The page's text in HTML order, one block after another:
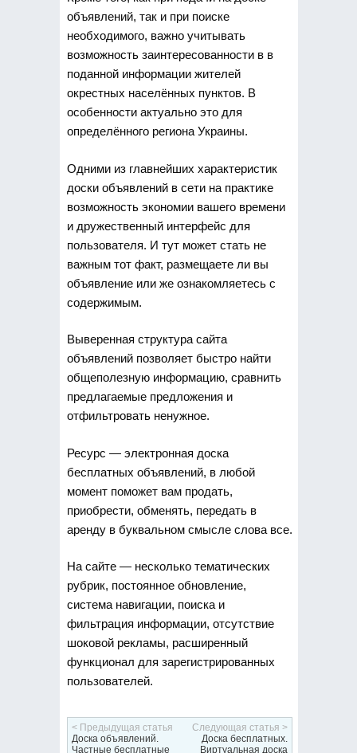
объявлений, так и при поиске
необходимого, важно учитывать
возможность заинтересованности в в
поданной информации жителей
окрестных населённых пунктов. В
особенности актуально это для
определённого региона Украины.
Одними из главнейших характеристик
доски объявлений в сети на практике
возможность экономии вашего времени
и дружественный интерфейс для
пользователя. И тут может стать не
важным тот факт, размещаете ли вы
объявление или же ознакомляетесь с
содержимым.
Выверенная структура сайта
объявлений позволяет быстро найти
общеполезную информацию, сравнить
предлагаемые предложения и
отфильтровать ненужное.
Ресурс — электронная доска
бесплатных объявлений, в любой
момент поможет вам продать,
приобрести, обменять, передать в
аренду в буквальном смысле слова все.
На сайте — несколько тематических
рубрик, постоянное обновление,
система навигации, поиска и
фильтрация информации, отсутствие
шоковой рекламы, расширенный
функционал для зарегистрированных
пользователей.
< Предыдущая статья
Доска объявлений.
Частные бесплатные
Следующая статья >
Доска бесплатных.
Виртуальная доска